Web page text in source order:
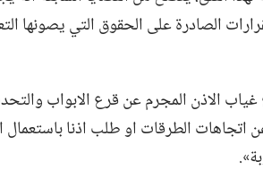
الصادرة على الحقوق التي يصونها
الاذن المجرم عن قرع الابواب
اتجاهات الطرقات او طلب اذنا باستعمال